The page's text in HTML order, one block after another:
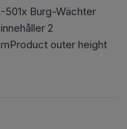
501x Burg-Wächter
2
outer height